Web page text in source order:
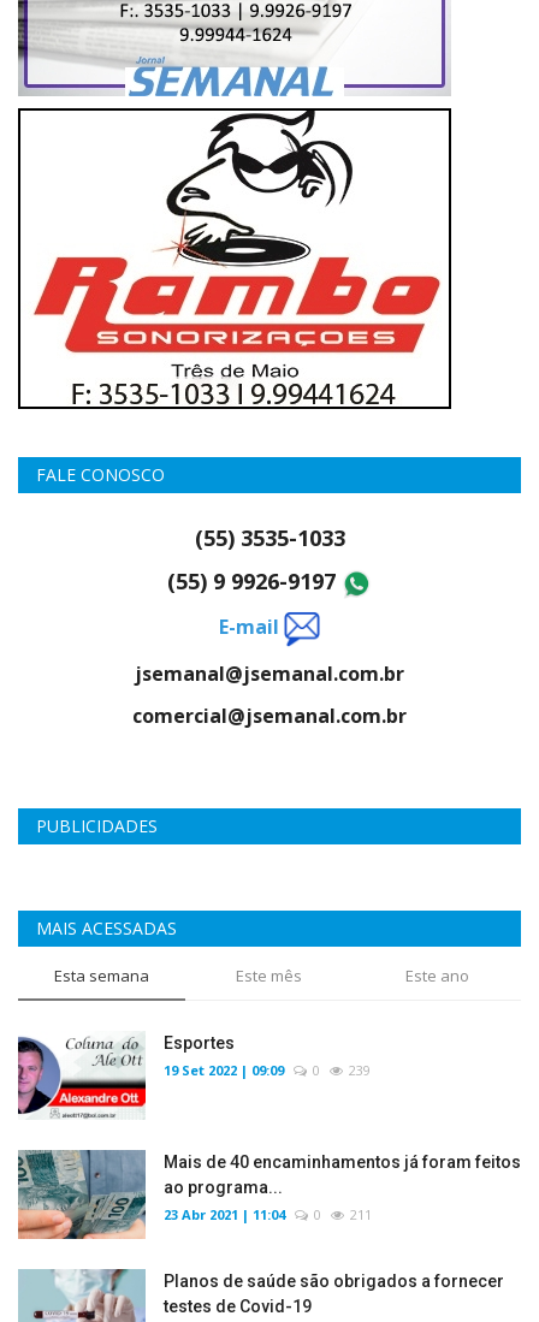
FALE CONOSCO
(55) 3535-1033
(55) 9 9926-9197
E-mail
jsemanal@jsemanal.com.br
comercial@jsemanal.com.br
PUBLICIDADES
MAIS ACESSADAS
Esta semana Este mês Este ano
Esportes
19 Set 2022 | 09:09 0 239
Mais de 40 encaminhamentos já foram feitos
ao programa...
23 Abr 2021 | 11:04 0 211
Planos de saúde são obrigados a fornecer
testes de Covid-19